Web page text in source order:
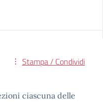
Stampa / Condividi
ciascuna delle